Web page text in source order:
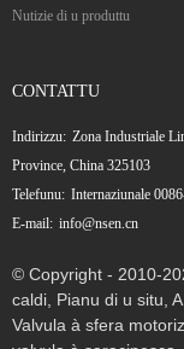
Nutizie di u produttu
CONTATTU
Indirizzu: Zona Industriale
Province, China 325103
Telefunu: Internaziunale
E-mail: info@nsen.cn
© Copyright - 2010-
caldi Pianu di u situ
Valvula à sfera